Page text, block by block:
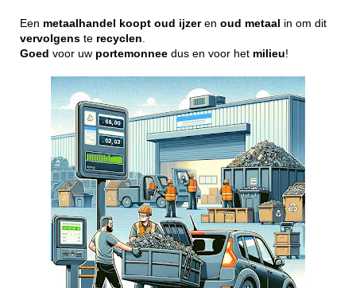
Een metaalhandel koopt oud ijzeren oud metaal in om dit
vervolgens te recyclen
Goed voor uw portemonnee dus en voor het milieu!